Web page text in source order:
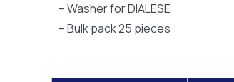
– Washer for DIALESE
– Bulk pack 25 pieces